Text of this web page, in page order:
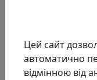
задовольнити
здоров'я, що
медичних бригад
медичних послуг
підприємства
Цей сайт
автоматично
відмінною від